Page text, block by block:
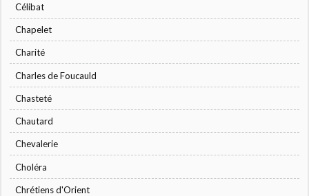
Célibat
Chapelet
Charité
Charles de Foucauld
Chasteté
Chautard
Chevalerie
Choléra
Chrétiens d'Orient